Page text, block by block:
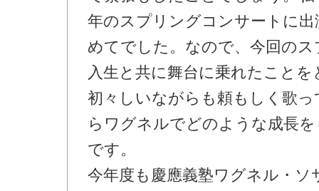
年のスプリングコンサートに
めてでした。なので、今回の
入生と共に舞台に乗れたこと
初々しいながらも頼もしく歌
らワグネルでどのような成長
です。
今年度も慶應義塾ワグネル・ソ